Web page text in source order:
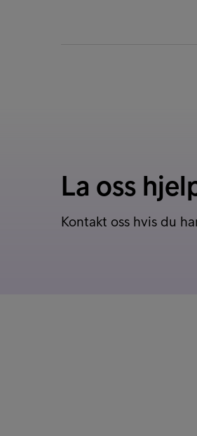
La oss
Kontakt oss hvis du